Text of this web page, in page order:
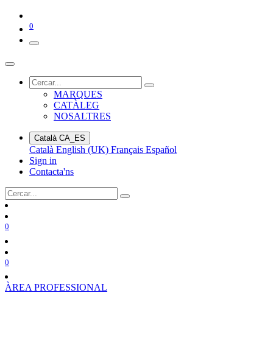
0
MARQUES
CATÀLEG
NOSALTRES
Català CA_ES
Català English (UK) Français Español
Sign in
Contacta'ns
0
0
ÀREA PROFESSIONAL